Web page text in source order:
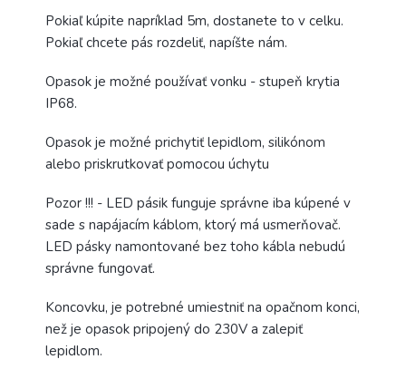
Pokiaľ kúpite napríklad 5m, dostanete to v celku.
Pokiaľ chcete pás rozdeliť, napíšte nám.
Opasok je možné používať vonku - stupeň krytia
IP68.
Opasok je možné prichytiť lepidlom, silikónom
alebo priskrutkovať pomocou úchytu
Pozor !!! - LED pásik funguje správne iba kúpené v
sade s napájacím káblom, ktorý má usmerňovač.
LED pásky namontované bez toho kábla nebudú
správne fungovať.
Koncovku, je potrebné umiestniť na opačnom konci,
než je opasok pripojený do 230V a zalepiť
lepidlom.